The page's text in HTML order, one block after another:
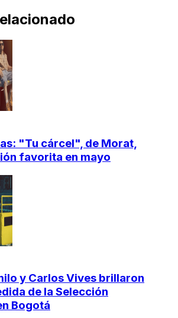
"Tu cárcel", de Morat,
favorita en mayo
y Carlos Vives brillaron
de la Selección
Bogotá